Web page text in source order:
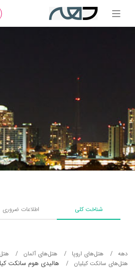
شناخت کلی اطلاعات ضروری
دهه هتل‌های اروپا هتل‌های آلمان
هتل‌های سانکت کیلیان
هالیدی هوم سانکت